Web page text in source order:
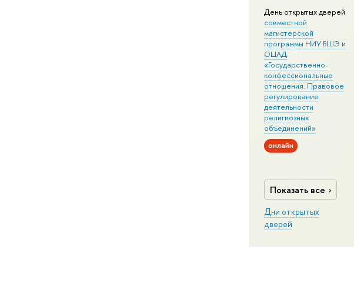
День открытых дверей
совместной
магистерской
программы НИУ ВШЭ и
ОЦАД
«Государственно-
конфессиональные
отношения. Правовое
регулирование
деятельности
религиозных
объединений»
онлайн
Показать все
Дни открытых
дверей